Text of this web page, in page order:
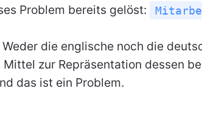
Problem bereits gelöst:
die englische noch die
zur Repräsentation dessen
das ist ein Problem.